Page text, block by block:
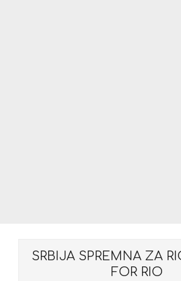
SRBIJA SPREMNA ZA
FOR RIO